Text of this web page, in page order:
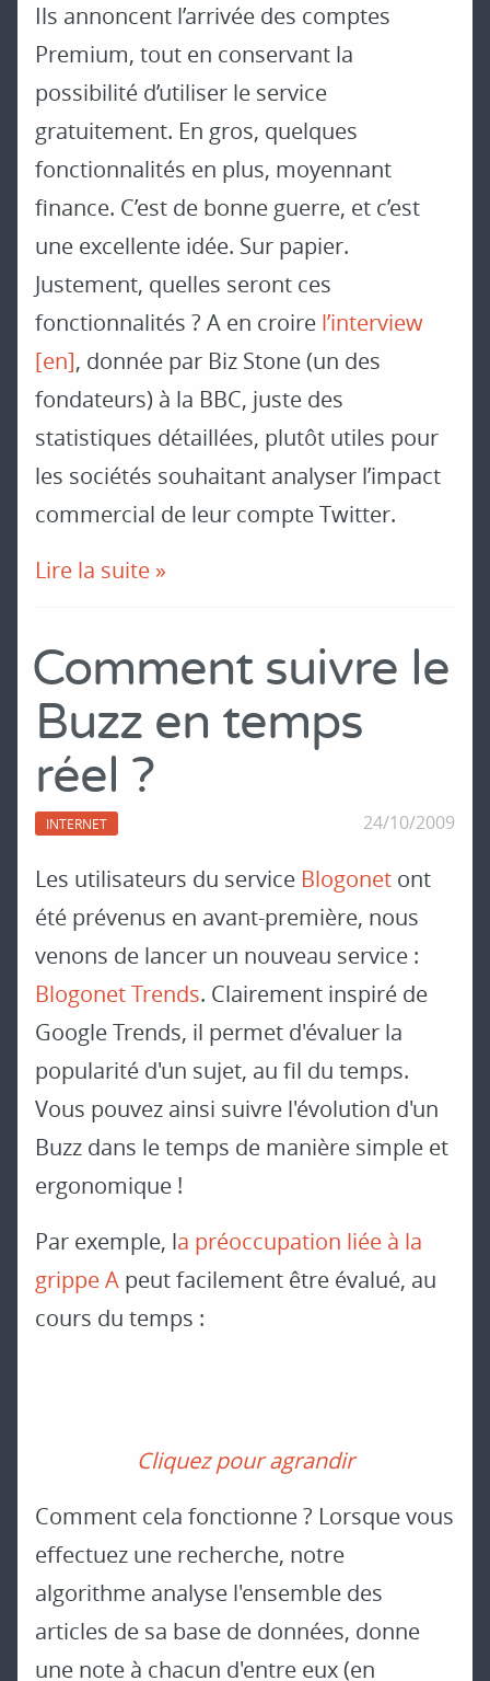
Ils annoncent l’arrivée des comptes
Premium, tout en conservant la
possibilité d’utiliser le service
gratuitement. En gros, quelques
fonctionnalités en plus, moyennant
finance. C’est de bonne guerre, et c’est
une excellente idée. Sur papier.
Justement, quelles seront ces
fonctionnalités ? A en croire l’interview
[en], donnée par Biz Stone (un des
fondateurs) à la BBC, juste des
statistiques détaillées, plutôt utiles pour
les sociétés souhaitant analyser l’impact
commercial de leur compte Twitter.
Lire la suite »
Comment suivre le
Buzz en temps
réel ?
INTERNET 24/10/2009
Les utilisateurs du service Blogonet ont
été prévenus en avant-première, nous
venons de lancer un nouveau service :
Blogonet Trends. Clairement inspiré de
Google Trends, il permet d'évaluer la
popularité d'un sujet, au fil du temps.
Vous pouvez ainsi suivre l'évolution d'un
Buzz dans le temps de manière simple et
ergonomique !
Par exemple, la préoccupation liée à la
grippe A peut facilement être évalué, au
cours du temps :
Cliquez pour agrandir
Comment cela fonctionne ? Lorsque vous
effectuez une recherche, notre
algorithme analyse l'ensemble des
articles de sa base de données, donne
une note à chacun d'entre eux (en